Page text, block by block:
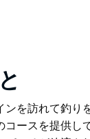
ンを訪れて釣り
ースを提供し